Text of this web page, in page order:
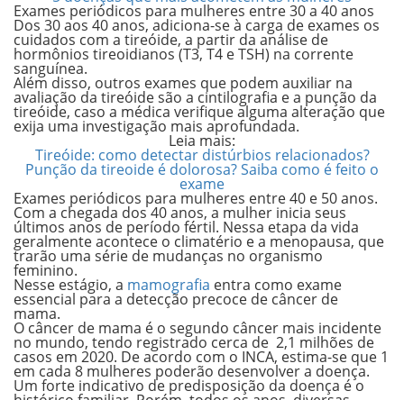
Exames periódicos para mulheres entre 30 a 40 anos
Dos 30 aos 40 anos, adiciona-se à carga de exames os
cuidados com a tireóide, a partir da análise de
hormônios tireoidianos (T3, T4 e TSH) na corrente
sanguínea.
Além disso, outros exames que podem auxiliar na
avaliação da tireóide são a cintilografia e a punção da
tireóide, caso a médica verifique alguma alteração que
exija uma investigação mais aprofundada.
Leia mais:
Tireóide: como detectar distúrbios relacionados?
Punção da tireoide é dolorosa? Saiba como é feito o
exame
Exames periódicos para mulheres entre 40 e 50 anos.
Com a chegada dos 40 anos, a mulher inicia seus
últimos anos de período fértil. Nessa etapa da vida
geralmente acontece o climatério e a menopausa, que
trarão uma série de mudanças no organismo
feminino.
Nesse estágio, a mamografia entra como exame
essencial para a detecção precoce de câncer de
mama.
O câncer de mama é o segundo câncer mais incidente
no mundo, tendo registrado cerca de 2,1 milhões de
casos em 2020. De acordo com o INCA, estima-se que 1
em cada 8 mulheres poderão desenvolver a doença.
Um forte indicativo de predisposição da doença é o